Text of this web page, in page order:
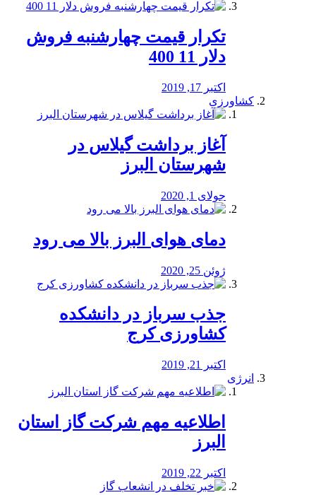
تکرار قیمت چهارشنبه فروش
دلار 11 400
اکتبر 17, 2019
کشاورزی
آغاز برداشت گیلاس در
شهرستان البرز
جولای 1, 2020
دمای هوای البرز بالا می رود
ژوئن 25, 2020
جذب سرباز در دانشکده
کشاورزی کرج
اکتبر 21, 2019
انرژی
️اطلاعیه مهم شرکت گاز استان
البرز
اکتبر 22, 2019